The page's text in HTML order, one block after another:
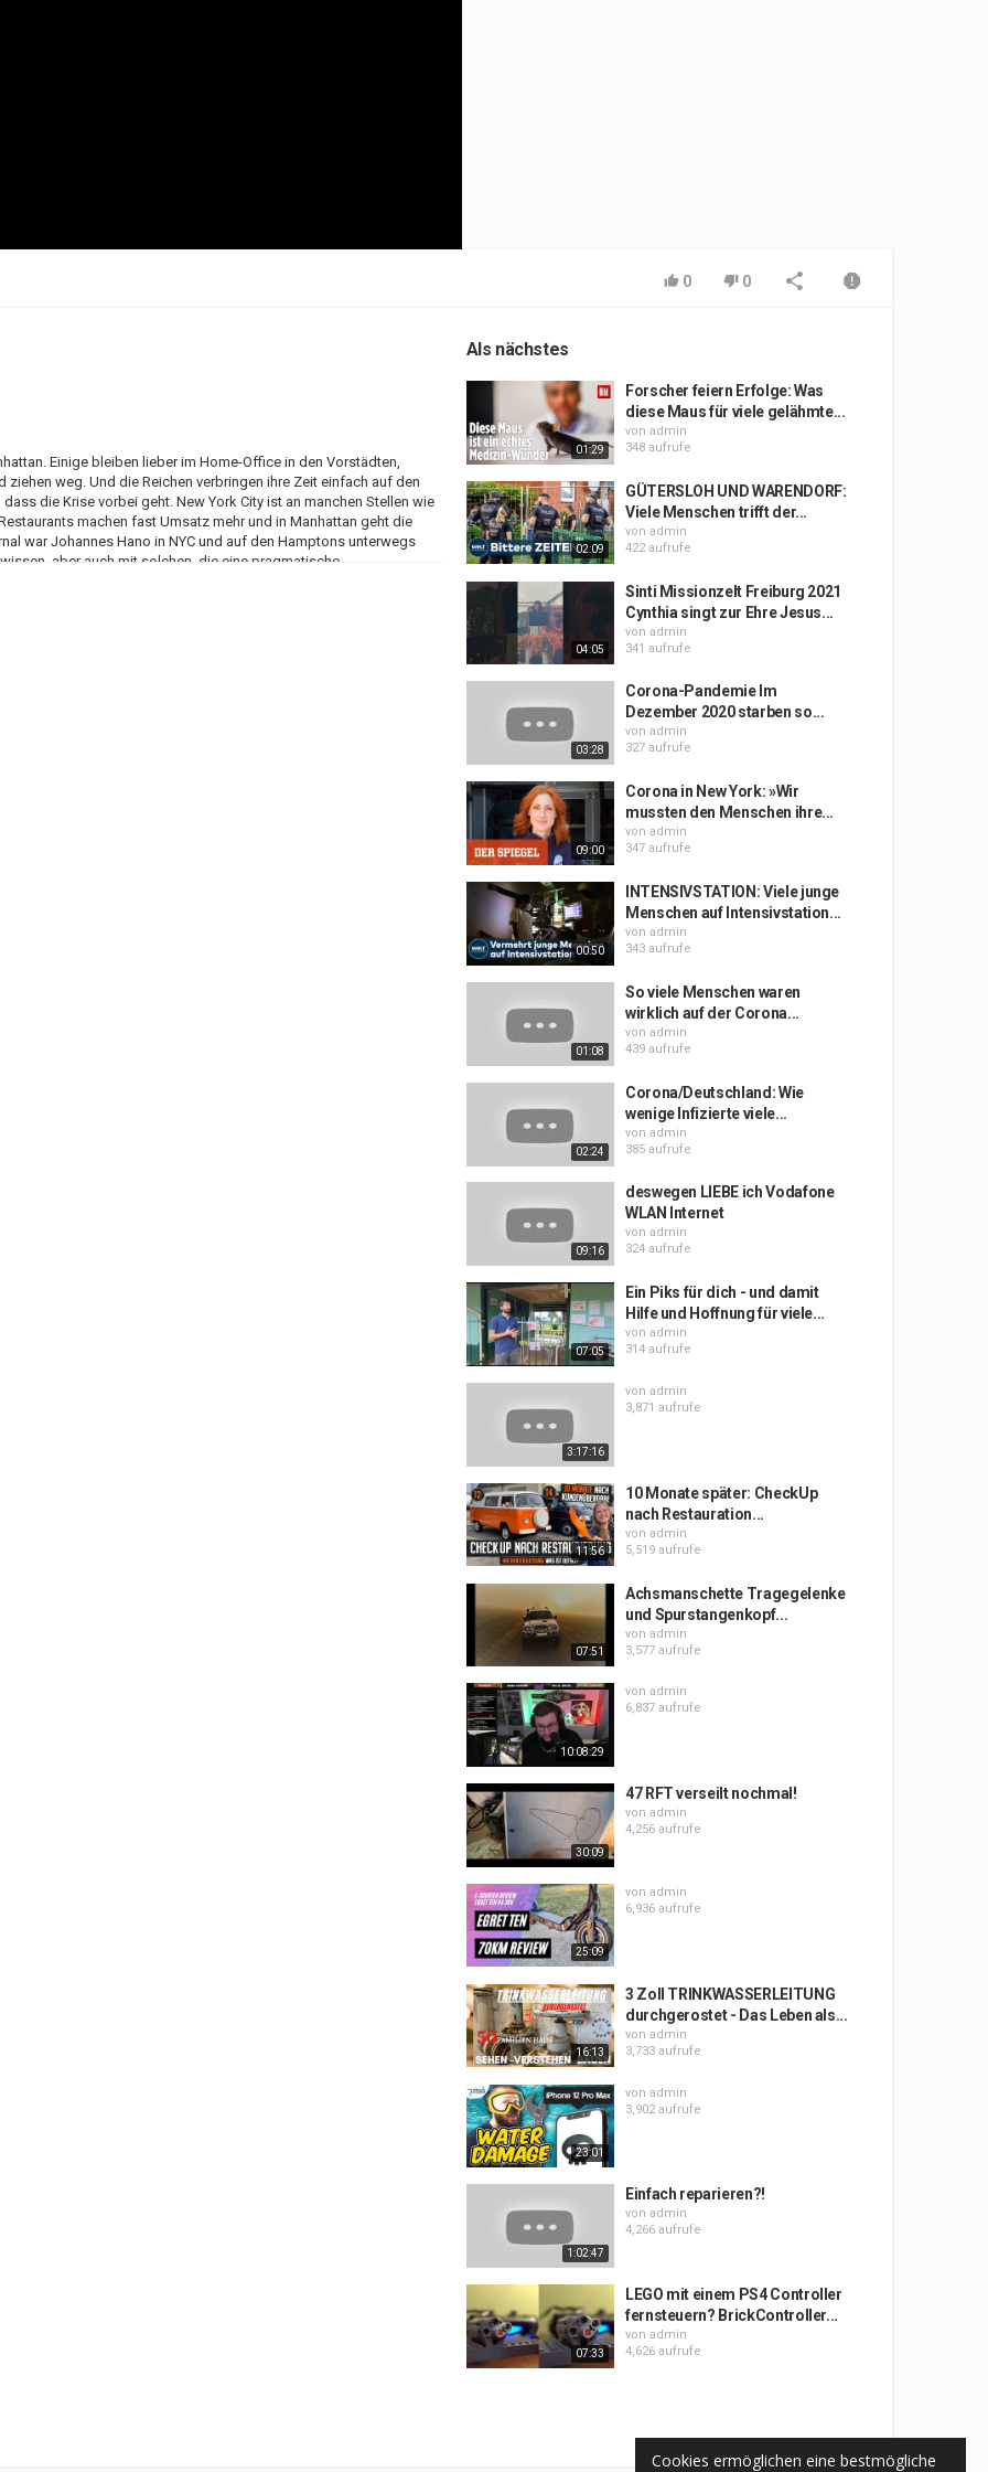
Cookies ermöglichen eine bestmögliche
0 0
Einige bleiben lieber im Home-Office in den Vorstädten,
weg. Und die Reichen verbringen ihre Zeit einfach auf den
die Krise vorbei geht. New York City ist an manchen Stellen wie
machen fast Umsatz mehr und in Manhattan geht die
war Johannes Hano in NYC und auf den Hamptons unterwegs
aber auch mit solchen, die eine pragmatische
und Friseuren.
Als nächstes
01:29
Forscher feiern Erfolge: Was
diese Maus für viele gelähmte...
von admin
348 aufrufe
02:09
GÜTERSLOH UND WARENDORF:
Viele Menschen trifft der...
von admin
422 aufrufe
04:05
Sinti Missionzelt Freiburg 2021
Cynthia singt zur Ehre Jesus...
von admin
341 aufrufe
03:28
Corona-Pandemie Im
Dezember 2020 starben so...
von admin
327 aufrufe
09:00
Corona in New York: »Wir
mussten den Menschen ihre...
von admin
347 aufrufe
00:50
INTENSIVSTATION: Viele junge
Menschen auf Intensivstation...
von admin
343 aufrufe
01:08
So viele Menschen waren
wirklich auf der Corona...
von admin
439 aufrufe
02:24
Corona/Deutschland: Wie
wenige Infizierte viele...
von admin
385 aufrufe
09:16
deswegen LIEBE ich Vodafone
WLAN Internet
von admin
324 aufrufe
07:05
Ein Piks für dich - und damit
Hilfe und Hoffnung für viele...
von admin
314 aufrufe
3:17:16
von admin
3,871 aufrufe
11:56
10 Monate später: CheckUp
nach Restauration...
von admin
5,519 aufrufe
07:51
Achsmanschette Tragegelenke
und Spurstangenkopf...
von admin
3,577 aufrufe
10:08:29
von admin
6,837 aufrufe
30:09
47 RFT verseilt nochmal!
von admin
4,256 aufrufe
25:09
von admin
6,936 aufrufe
16:13
3 Zoll TRINKWASSERLEITUNG
durchgerostet - Das Leben als...
von admin
3,733 aufrufe
23:01
von admin
3,902 aufrufe
1:02:47
Einfach reparieren?!
von admin
4,266 aufrufe
07:33
LEGO mit einem PS4 Controller
fernsteuern? BrickController...
von admin
4,626 aufrufe